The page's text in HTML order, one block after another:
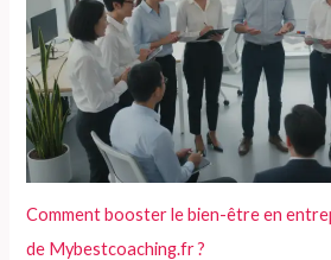
Comment booster le bien-être en
de Mybestcoaching.fr ?